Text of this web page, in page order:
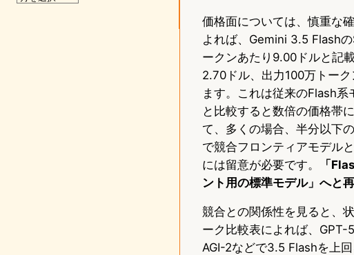
価格面については、慎重な
よれば、Gemini 3.5 Flash
ークンあたり9.00ドルと記
2.70ドル、出力100万トー
ます。これは従来のFlash
と比較すると数倍の価格帯
て、多くの場合、半分以下
で競合フロンティアモデル
には留意が必要です。
「
ント用の標準モデル」へと
競合との関係性を見ると、
ーク比較表によれば、
AGI-2などで3.5 Flashを上